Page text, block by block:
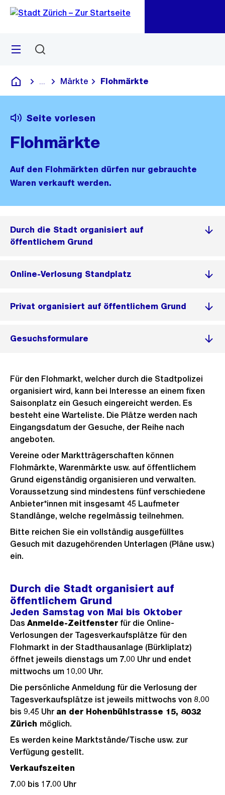
Navigation
Sprunglink
Menü
Deutsch
Blende alle Breadcrumbs ein
Märkte Flohmärkte
Seite vorlesen
Flohmärkte
Auf den Flohmärkten dürfen nur gebrauchte
Waren verkauft werden.
Durch die Stadt organisiert auf
öffentlichem Grund
Online-Verlosung Standplatz
Privat organisiert auf öffentlichem Grund
Gesuchsformulare
Für den Flohmarkt, welcher durch die Stadtpolizei
organisiert wird, kann bei Interesse an einem fixen
Saisonplatz ein Gesuch eingereicht werden. Es
besteht eine Warteliste. Die Plätze werden nach
Eingangsdatum der Gesuche, der Reihe nach
angeboten.
Vereine oder Marktträgerschaften können
Flohmärkte, Warenmärkte usw. auf öffentlichem
Grund eigenständig organisieren und verwalten.
Voraussetzung sind mindestens fünf verschiedene
Anbieter*innen mit insgesamt 45 Laufmeter
Standlänge, welche regelmässig teilnehmen.
Bitte reichen Sie ein vollständig ausgefülltes
Gesuch mit dazugehörenden Unterlagen (Pläne usw.)
ein.
Durch die Stadt organisiert auf
öffentlichem Grund
Jeden Samstag von Mai bis Oktober
Das Anmelde-Zeitfenster für die Online-
Verlosungen der Tagesverkaufsplätze für den
Flohmarkt in der Stadthausanlage (Bürkliplatz)
öffnet jeweils dienstags um 7.00 Uhr und endet
mittwochs um 10.00 Uhr.
Die persönliche Anmeldung für die Verlosung der
Tagesverkaufsplätze ist jeweils mittwochs von 8.00
bis 9.45 Uhr an der Hohenbühlstrasse 15, 8032
Zürich möglich.
Es werden keine Marktstände/Tische usw. zur
Verfügung gestellt.
Verkaufszeiten
7.00 bis 17.00 Uhr